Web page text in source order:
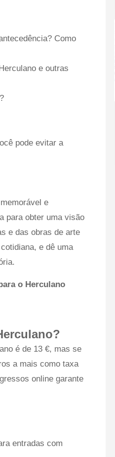
Como
e outras
pode evitar a
e
para obter uma visão
e das obras de arte
e dê uma
o Herculano
é de 13 €, mas se
a mais como taxa
online garante
entradas com